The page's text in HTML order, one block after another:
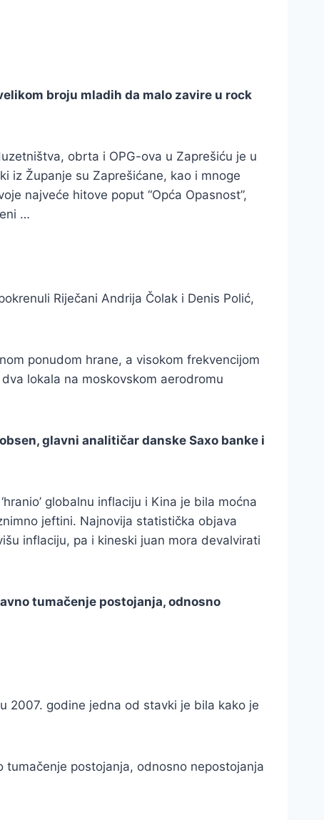
broju mladih da malo zavire u rock
obrta i OPG-ova u Zaprešiću je u
iz Županje su Zaprešićane, kao i mnoge
najveće hitove poput “Opća Opasnost”,
…
Riječani Andrija Čolak i Denis Polić,
ponudom hrane, a visokom frekvencijom
lokala na moskovskom aerodromu
glavni analitičar danske Saxo banke i
globalnu inflaciju i Kina je bila moćna
jeftini. Najnovija statistička objava
inflaciju, pa i kineski juan mora devalvirati
tumačenje postojanja, odnosno
2007. godine jedna od stavki je bila kako je
tumačenje postojanja, odnosno nepostojanja